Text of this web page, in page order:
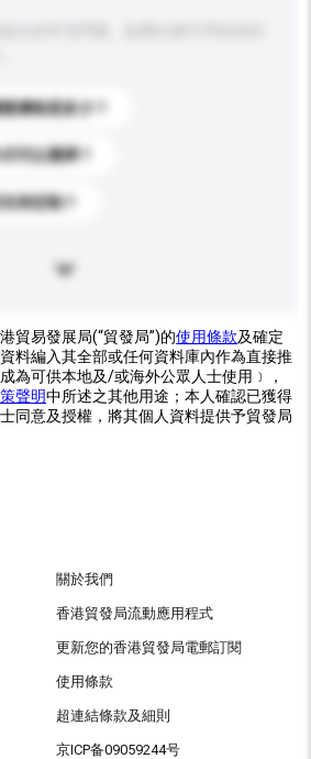
價格是多少？
可以選擇？
持定制？
貿易發展局(“貿發局”)的使用條款及確定
料編入其全部或任何資料庫內作為直接推
為可供本地及/或海外公眾人士使用﹞，
聲明中所述之其他用途；本人確認已獲得
同意及授權，將其個人資料提供予貿發局
關於我們
香港貿發局流動應用程式
更新您的香港貿發局電郵訂閱
使用條款
超連結條款及細則
京ICP备09059244号